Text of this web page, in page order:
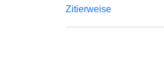
Zitierweise